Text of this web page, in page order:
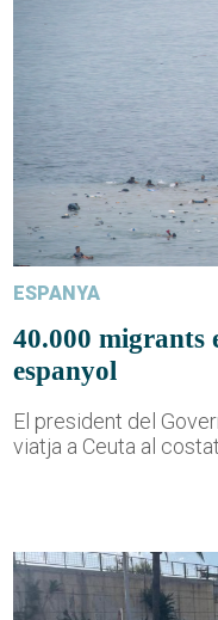
ESPANYA
40.000
espanyol
El president del
viatja a Ceuta al